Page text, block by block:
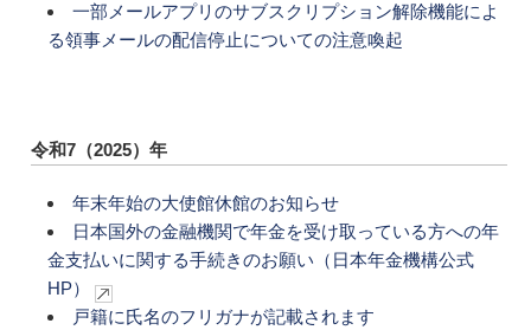
一部メールアプリのサブスクリプション解除機能によ
る領事メールの配信停止についての注意喚起
令和7（2025）年
年末年始の大使館休館のお知らせ
日本国外の金融機関で年金を受け取っている方への年
金支払いに関する手続きのお願い（日本年金機構公式
HP）
戸籍に氏名のフリガナが記載されます